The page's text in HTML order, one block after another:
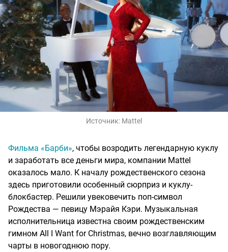
Источник: Mattel
Фильма «Барби», чтобы возродить легендарную куклу
и заработать все деньги мира, компании Mattel
оказалось мало. К началу рождественского сезона
здесь приготовили особенный сюрприз и куклу-
блокбастер. Решили увековечить поп-символ
Рождества — певицу Мэрайя Кэри. Музыкальная
исполнительница известна своим рождественским
гимном All I Want for Christmas, вечно возглавляющим
чарты в новогоднюю пору.